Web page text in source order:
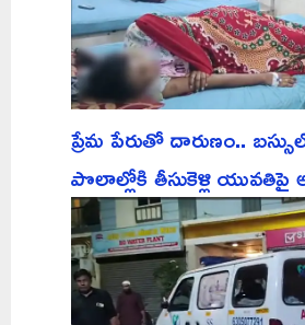
ప్రేమ పేరుతో దారుణం..
పొలాల్లోకి తీసుకెళ్లి